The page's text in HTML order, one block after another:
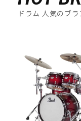
ドラム 人気のブラ